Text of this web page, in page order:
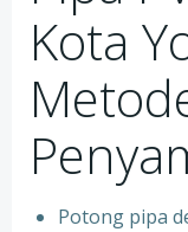
Kota
Potong pipa